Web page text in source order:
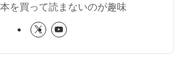
を買って読まないのが趣味